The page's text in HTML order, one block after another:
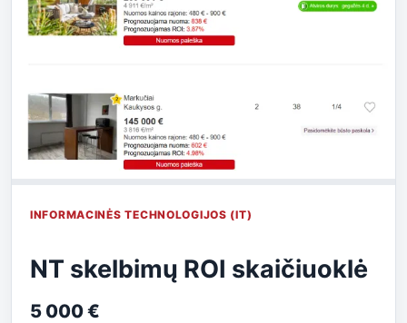
INFORMACINĖS TECHNOLOGIJOS (IT)
NT skelbimų ROI skaičiuoklė
5 000 €